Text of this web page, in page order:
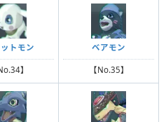
トモン
】
ベアモン
【No.35】